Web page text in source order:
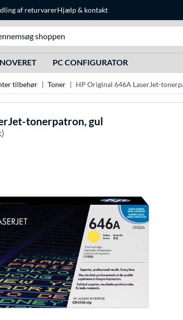
af returvarerHjælp& kontakt
PC CONFIGURATOR
tilbehør Toner HP Original 646A LaserJet-
tonerpatron, gul